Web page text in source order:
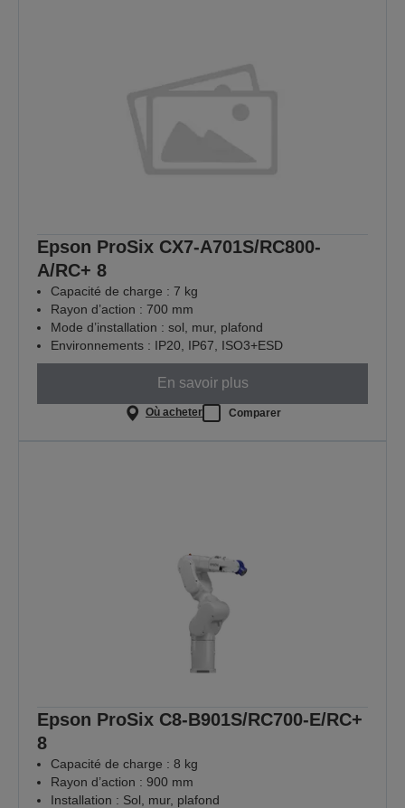
Epson ProSix CX7-A701S/RC800-
A/RC+ 8
Capacité de charge : 7 kg
Rayon d’action : 700 mm
Mode d’installation : sol, mur, plafond
Environnements : IP20, IP67, ISO3+ESD
En savoir plus
Où acheter Comparer
Epson ProSix C8-B901S/RC700-E/RC+
8
Capacité de charge : 8 kg
Rayon d’action : 900 mm
Installation : Sol, mur, plafond